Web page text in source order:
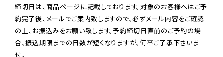
締切日は、商品ページに記載しております。対象のお客様へはご予
約完了後、メールでご案内致しますので、必ずメール内容をご確認
の上、お振込みをお願い致します。予約締切日直前のご予約の場
合、振込期限までの日数が短くなりますが、何卒ご了承下さいま
せ。